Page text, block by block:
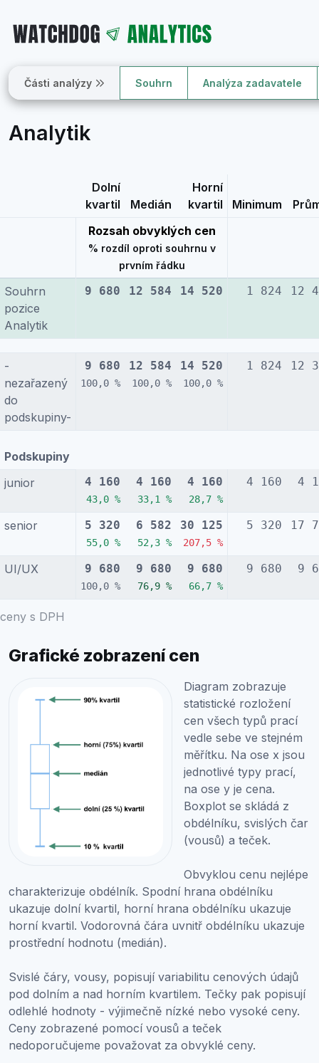
Části analýzy Souhrn Analýza zadavatele
Analytik
ceny s DPH
Dolní
kvartil
Medián
Horní
kvartil
Minimum
Rozsah obvyklých cen
% rozdíl oproti souhrnu v
prvním řádku
Souhrn
pozice
Analytik
9 680 12 584 14 520 1 824 12
-
nezařazený
do
podskupiny-
9 680
100,0 %
12 584
100,0 %
14 520
100,0 %
1 824 12
Podskupiny
junior
4 160
43,0 %
4 160
33,1 %
4 160
28,7 %
4 160 4
senior 5 320
55,0 %
6 582
52,3 %
30 125
207,5 %
5 320 17
UI/UX 9 680
100,0 %
9 680
76,9 %
9 680
66,7 %
9 680 9
Grafické zobrazení cen
Diagram zobrazuje
statistické rozložení
cen všech typů prací
vedle sebe ve stejném
měřítku. Na ose x jsou
jednotlivé typy prací,
na ose y je cena.
Boxplot se skládá z
obdélníku, svislých čar
(vousů) a teček.
Obvyklou cenu nejlépe
charakterizuje obdélník. Spodní hrana obdélníku
ukazuje dolní kvartil, horní hrana obdélníku ukazuje
horní kvartil. Vodorovná čára uvnitř obdélníku ukazuje
prostřední hodnotu (medián).
Svislé čáry, vousy, popisují variabilitu cenových údajů
pod dolním a nad horním kvartilem. Tečky pak popisují
odlehlé hodnoty - výjimečně nízké nebo vysoké ceny.
Ceny zobrazené pomocí vousů a teček
nedoporučujeme považovat za obvyklé ceny.